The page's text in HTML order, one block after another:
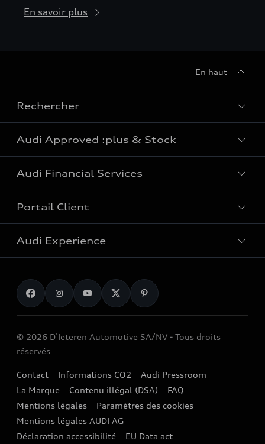
En savoir plus
En haut
Rechercher
Tous les modèles
Voitures plug-in hybride
Voitures familiales
Voitures citadines
Demande d'essai
Demande d'offre
Distributeurs Audi
Valeur de reprise
Audi Approved :plus & Stock
Audi Approved :plus
Audi Financial Services
Particuliers
Entreprises
Portail Client
Entretien & réparation
Accessoires d'Origine Audi
myAudi
Actions de rappel
Audi digital services
Réseau Audi
Partenaires Service et garages indépendants
Audi Experience
Recharge
Audi Sport
Audi e-shop
Stories of Progress
Newsletter
© 2026 D’Ieteren Automotive SA/NV - Tous droits
réservés
Contact Informations CO2
Audi Pressroom
La Marque
Contenu illégal (DSA)
FAQ
Mentions légales
Paramètres des cookies
Mentions légales AUDI AG
Déclaration accessibilité
EU Data act